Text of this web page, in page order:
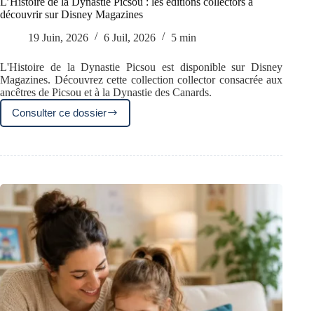
découvrir sur Disney Magazines
19 Juin, 2026
6 Juil, 2026 5 min
L'Histoire de la Dynastie Picsou est disponible sur Disney
Magazines. Découvrez cette collection collector consacrée aux
ancêtres de Picsou et à la Dynastie des Canards.
Consulter ce dossier
L’Histoire
de
Dynastie
éditions
collectors
découvrir
sur
Disney
Magazines